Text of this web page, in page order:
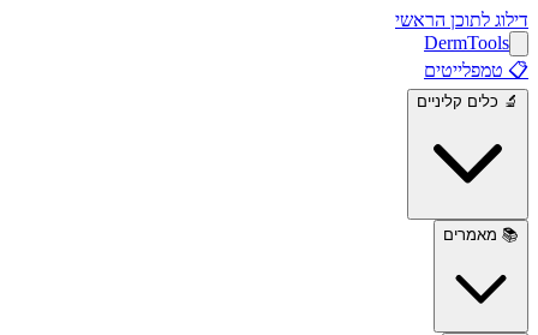
דילוג לתוכן הראשי
DermTools
📋 טמפלייטים
🔬 כלים קליניים
📚 מאמרים